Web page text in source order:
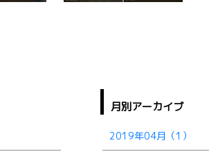
月別アーカイブ
2019年04月（1）